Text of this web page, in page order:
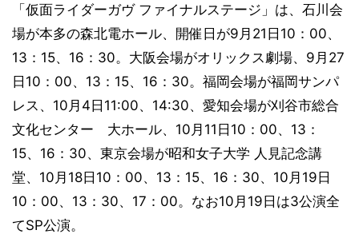
「仮面ライダーガヴ ファイナルステージ」は、石川会
場が本多の森北電ホール、開催日が9月21日10：00、
13：15、16：30。大阪会場がオリックス劇場、9月27
日10：00、13：15、16：30。福岡会場が福岡サンパ
レス、10月4日11:00、14:30、愛知会場が刈谷市総合
文化センター 大ホール、10月11日10：00、13：
15、16：30、東京会場が昭和女子大学 人見記念講
堂、10月18日10：00、13：15、16：30、10月19日
10：00、13：30、17：00。なお10月19日は3公演全
てSP公演。